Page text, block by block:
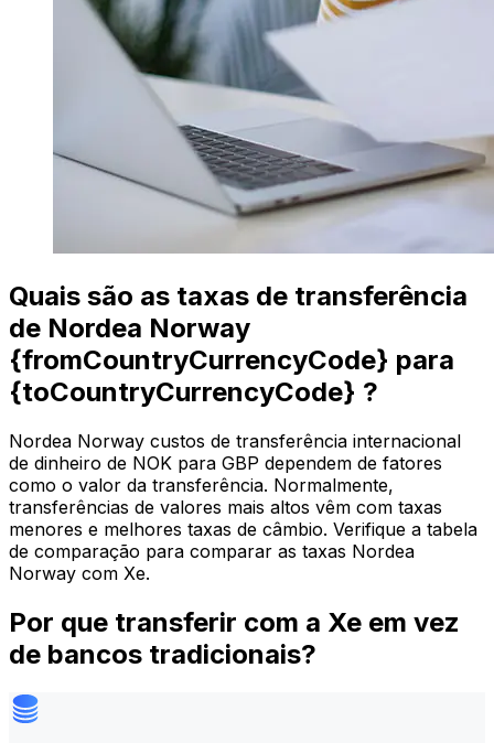
Quais são as taxas de transferência
de Nordea Norway
{fromCountryCurrencyCode} para
{toCountryCurrencyCode} ?
Nordea Norway custos de transferência internacional
de dinheiro de NOK para GBP dependem de fatores
como o valor da transferência. Normalmente,
transferências de valores mais altos vêm com taxas
menores e melhores taxas de câmbio. Verifique a tabela
de comparação para comparar as taxas Nordea
Norway com Xe.
Por que transferir com a Xe em vez
de bancos tradicionais?